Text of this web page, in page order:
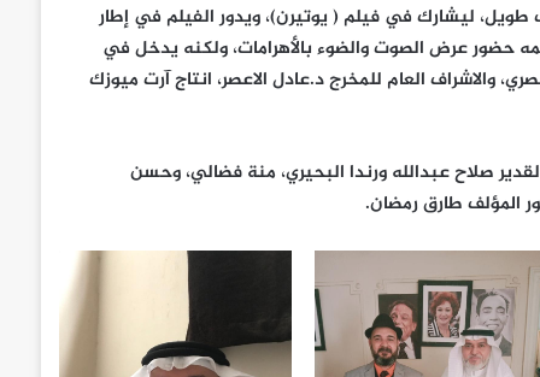
ليشارك في فيلم ( يوتيرن)، ويدور الفيلم في إطار
حضور عرض الصوت والضوء بالأهرامات، ولكنه يدخل في
والاشراف العام للمخرج د.عادل الاعصر، انتاج آرت ميوزك
صلاح عبدالله ورندا البحيري، منة فضالي، وحسن
المؤلف طارق رمضان.